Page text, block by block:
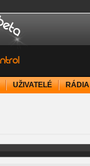
UŽIVATELÉ RÁDIA